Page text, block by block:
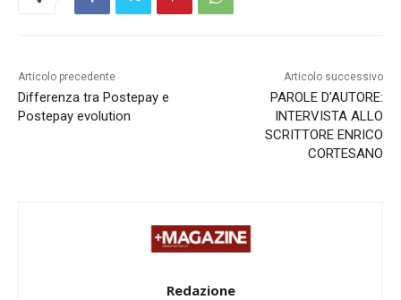
Articolo precedente
Differenza tra Postepay e
Postepay evolution
Articolo successivo
PAROLE D’AUTORE:
INTERVISTA ALLO
SCRITTORE ENRICO
CORTESANO
Redazione